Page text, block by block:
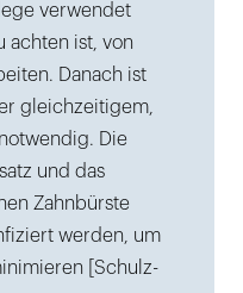
verwendet
achten ist, von
Danach ist
gleichzeitigem,
Die
und das
Zahnbürste
werden, um
[Schulz-